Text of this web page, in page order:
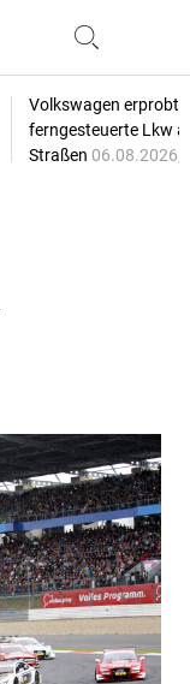
Volkswagen erprobt
ferngesteuerte Lkw
Straßen 06.08.2026,